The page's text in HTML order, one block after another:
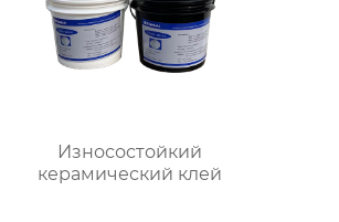
Износостойкий
керамический клей